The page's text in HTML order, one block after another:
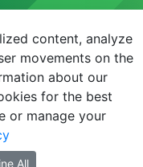
E-learning
content, analyze
movements on the
about our
for the best
or manage your
All